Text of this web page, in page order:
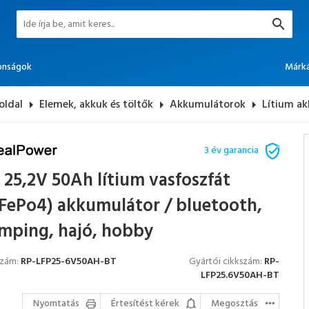
arrow_right Elemek, akkuk és töltők arrow_right Akkumulátorok arrow_right Lítium
3 év garancia
25,2V 50Ah lítium vasfoszfát
akkumulátor / bluetooth,
hajó, hobby
RP-LFP25-6V50AH-BT Gyártói cikkszám: RP-
LFP25.6V50AH-BT
Nyomtatás
Értesítést kérek
Megosztás